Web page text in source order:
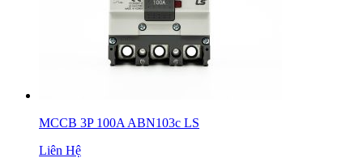
MCCB 3P 100A ABN103c LS
Liên Hệ